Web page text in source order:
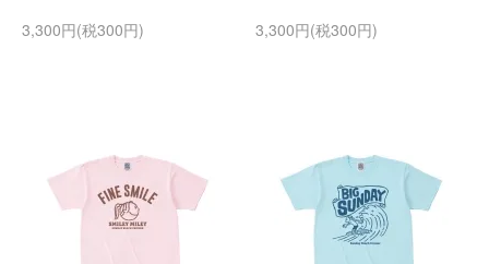
3,300円(税300円)
3,300円(税300円)